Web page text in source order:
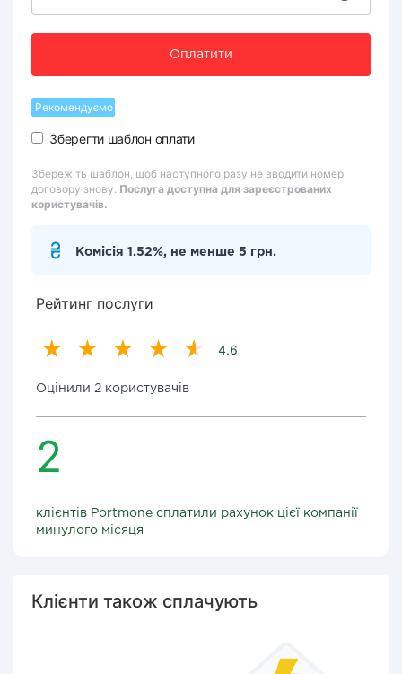
Оплатити
Рекомендуємо
Зберегти шаблон оплати
Збережіть шаблон, щоб наступного разу не вводити номер
договору знову. Послуга доступна для зареєстрованих
користувачів.
Комісія 1.52%, не менше 5 грн.
Рейтинг послуги
4.6
Оцінили 2 користувачів
2
клієнтів Portmone сплатили рахунок цієї компанії
минулого місяця
Клієнти також сплачують